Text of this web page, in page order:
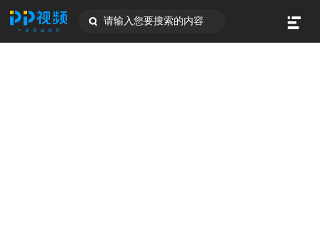
请输入您要搜索的内容